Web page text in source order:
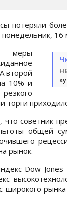
потеряли
16
меры
второй
10% и
торги
что советник
общей
рынок.
Dow Jones
широкого